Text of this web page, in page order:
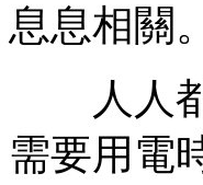
息息相關。
人人都
需要用電